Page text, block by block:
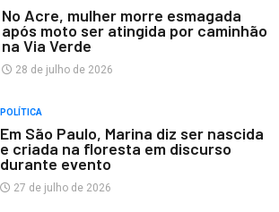
No Acre, mulher morre esmagada
após moto ser atingida por caminhão
na Via Verde
28 de julho de 2026
POLÍTICA
Em São Paulo, Marina diz ser nascida
e criada na floresta em discurso
durante evento
27 de julho de 2026